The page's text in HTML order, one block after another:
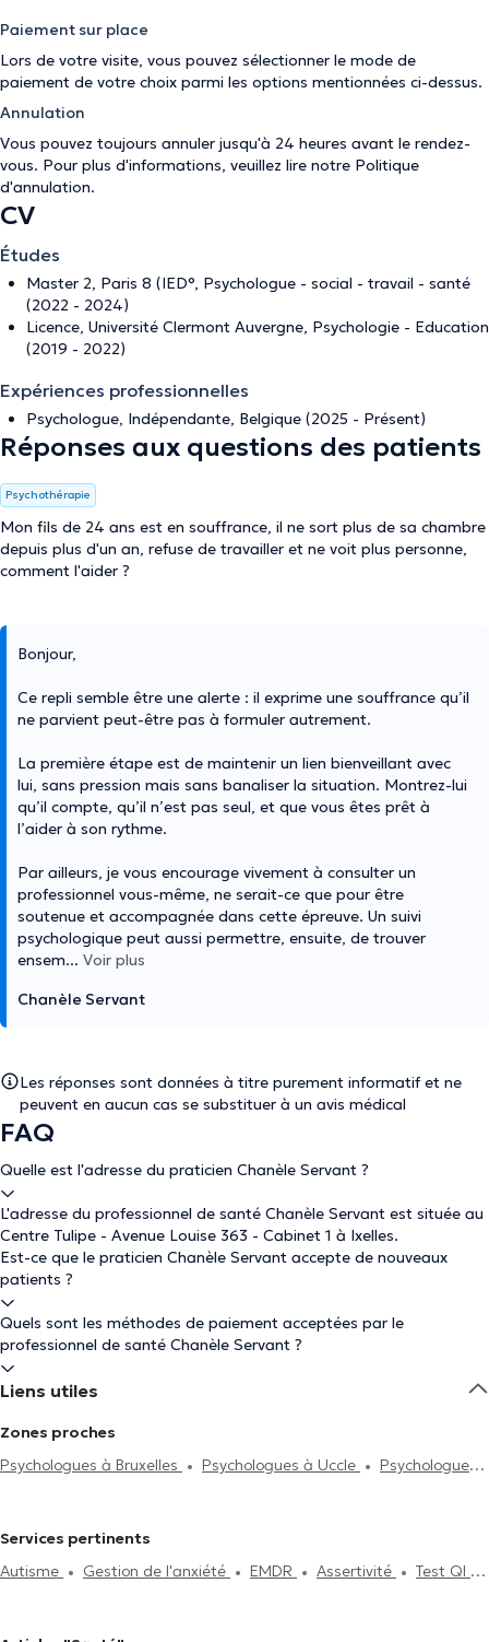
Paiement sur place
Lors de votre visite, vous pouvez sélectionner le mode de
paiement de votre choix parmi les options mentionnées ci-dessus.
Annulation
Vous pouvez toujours annuler jusqu'à 24 heures avant le rendez-
vous. Pour plus d'informations, veuillez lire notre Politique
d'annulation.
CV
Études
Master 2, Paris 8 (IED°, Psychologue - social - travail - santé
(2022 - 2024)
Licence, Université Clermont Auvergne, Psychologie - Education
(2019 - 2022)
Expériences professionnelles
Psychologue, Indépendante, Belgique (2025 - Présent)
Réponses aux questions des patients
Psychothérapie
Mon fils de 24 ans est en souffrance, il ne sort plus de sa chambre
depuis plus d'un an, refuse de travailler et ne voit plus personne,
comment l'aider ?
Bonjour,
Ce repli semble être une alerte : il exprime une souffrance qu’il
ne parvient peut-être pas à formuler autrement.
La première étape est de maintenir un lien bienveillant avec
lui, sans pression mais sans banaliser la situation. Montrez-lui
qu’il compte, qu’il n’est pas seul, et que vous êtes prêt à
l’aider à son rythme.
Par ailleurs, je vous encourage vivement à consulter un
professionnel vous-même, ne serait-ce que pour être
soutenue et accompagnée dans cette épreuve. Un suivi
psychologique peut aussi permettre, ensuite, de trouver
ensem... Voir plus
Chanèle Servant
Les réponses sont données à titre purement informatif et ne
peuvent en aucun cas se substituer à un avis médical
FAQ
Quelle est l'adresse du praticien Chanèle Servant ?
L'adresse du professionnel de santé Chanèle Servant est située au
Centre Tulipe - Avenue Louise 363 - Cabinet 1 à Ixelles.
Est-ce que le praticien Chanèle Servant accepte de nouveaux
patients ?
Quels sont les méthodes de paiement acceptées par le
professionnel de santé Chanèle Servant ?
Liens utiles
Zones proches
Psychologues à Bruxelles
Psychologues à Uccle
Psychologues
Auderghem
Psychologues à Louvain-La-Neuve
Watermael-Boitsfort
Psychologues à Schaerbeek
Psychologues à Neupré
Services pertinents
Autisme
Gestion de l'anxiété EMDR Assertivité
Test QI